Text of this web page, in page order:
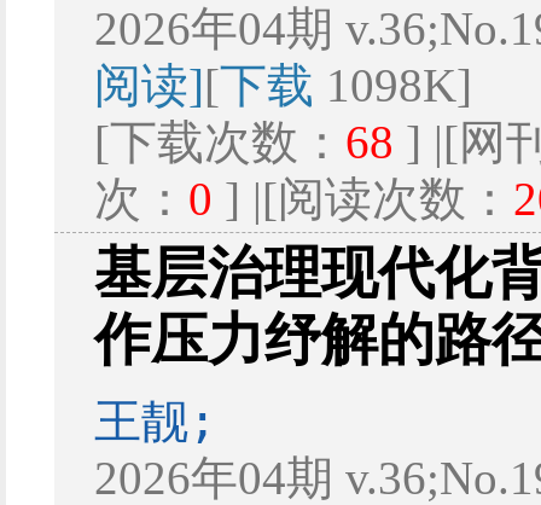
2026年04期
阅读][下载 1098K]
[下载次数： 68 ] |[网
次： 0 ] |[阅读次数：
基层治理现代化
作压力纾解的路
王靓;
2026年04期